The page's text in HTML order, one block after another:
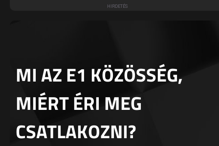
MI AZ E1 KÖZÖSSÉG,
MIÉRT ÉRI MEG
CSATLAKOZNI?